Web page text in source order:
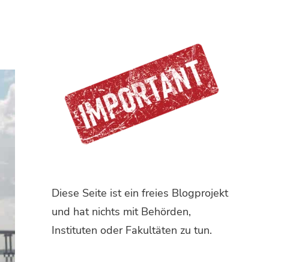
Diese Seite ist ein freies Blogprojekt
und hat nichts mit Behörden,
Instituten oder Fakultäten zu tun.